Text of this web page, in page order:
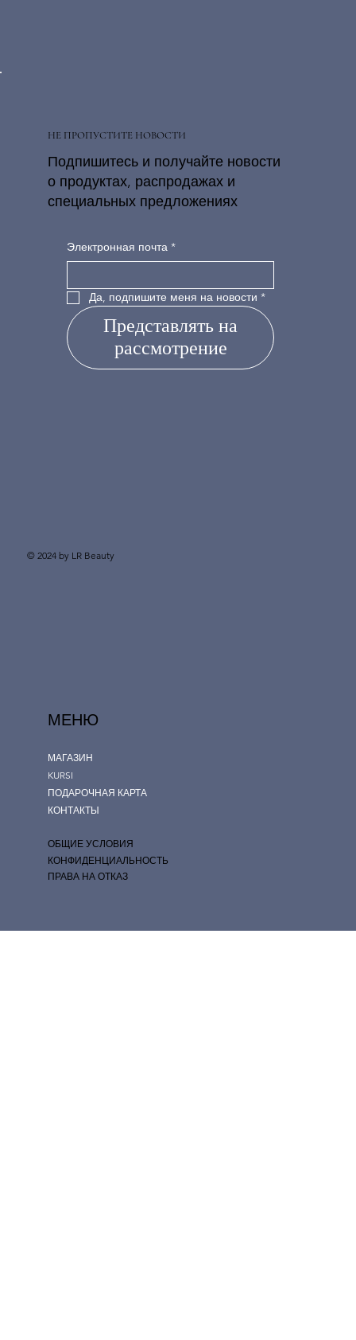
МЕНЮ
МАГАЗИН
KURSI
ПОДАРОЧНАЯ КАРТА
КОНТАКТЫ
ОБЩИЕ УСЛОВИЯ
КОНФИДЕНЦИАЛЬНОСТЬ
ПРАВА НА ОТКАЗ
НЕ ПРОПУСТИТЕ НОВОСТИ
Подпишитесь и получайте новости
о продуктах, распродажах и
специальных предложениях
Электронная почта *
Да, подпишите меня на новости *
Представлять на
рассмотрение
© 2024 by LR Beauty